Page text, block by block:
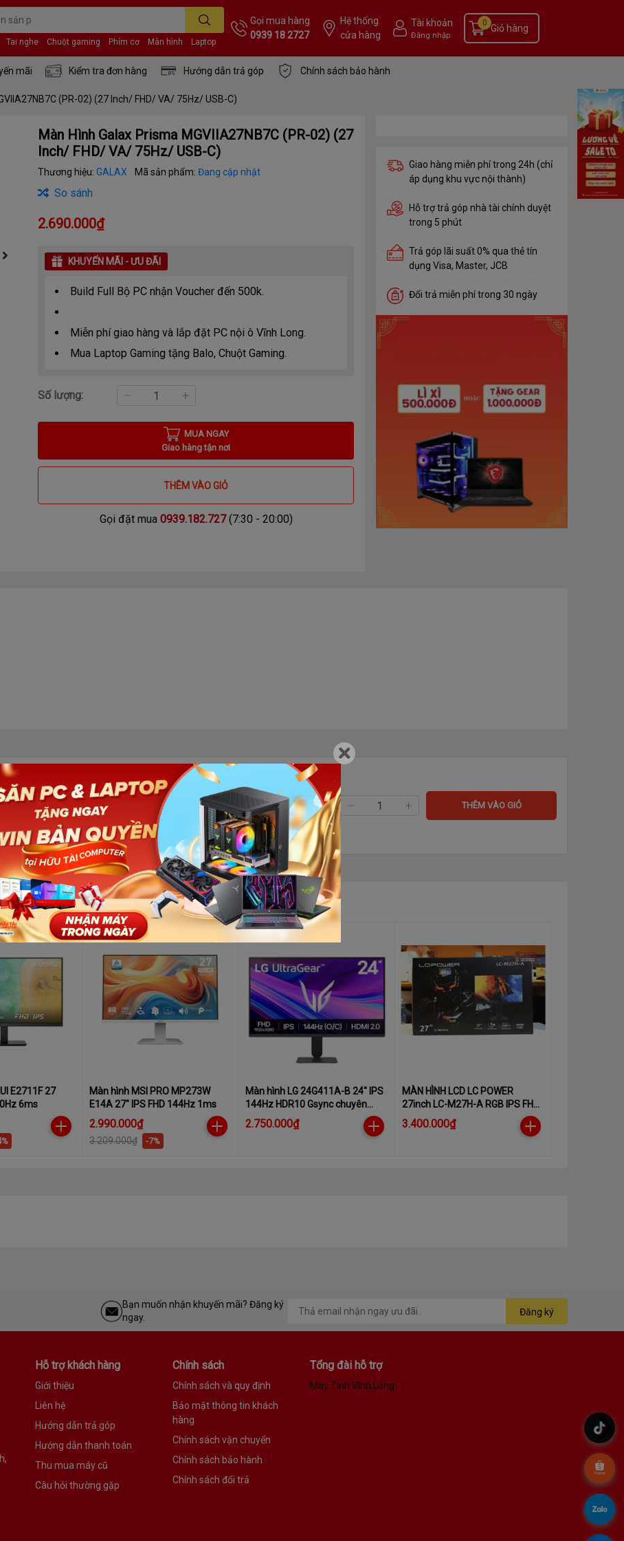
Tai nghe Chuột gaming Phím cơ Màn hình Laptop
Gọi mua hàng
0939 18 2727
Hệ thống
cửa hàng
Tài khoản
Đăng nhập
Giỏ hàng
0
mãi Kiểm tra đơn hàng Hướng dẫn trả góp Chính sách bảo hành
(PR-02) (27 Inch/ FHD/ VA/ 75Hz/ USB-C)
Màn Hình Galax Prisma MGVIIA27NB7C (PR-02) (27
Inch/ FHD/ VA/ 75Hz/ USB-C)
Thương hiệu:GALAX Mã sản phẩm:Đang cập nhật
So sánh
2.690.000₫
KHUYẾN MÃI - ƯU ĐÃI
Build Full Bộ PC nhận Voucher đến 500k.
Miễn phí giao hàng và lắp đặt PC nội ô Vĩnh Long.
Mua Laptop Gaming tặng Balo, Chuột Gaming.
Số lượng:
MUA NGAY
Giao hàng tận nơi
THÊM VÀO GIỎ
Gọi đặt mua 0939.182.727(7:30 - 20:00)
Giao hàng miễn phí trong 24h (chỉ
áp dụng khu vực nội thành)
Hỗ trợ trả góp nhà tài chính duyệt
trong 5 phút
Trả góp lãi suất 0% qua thẻ tín
dụng Visa, Master, JCB
Đổi trả miễn phí trong 30 ngày
(PR-02) (27
Số lượng: THÊM VÀO GIỎ
E2711F 27
6ms
Màn hình MSI PRO MP273W
E14A 27″ IPS FHD 144Hz 1ms
2.990.000₫
3.209.000₫ -7%
Màn hình LG 24G411A-B 24" IPS
144Hz HDR10 Gsync chuyên
game
2.750.000₫
MÀN HÌNH LCD LC POWER
27inch LC-M27H-A RGB IPS FHD
240Hz
3.400.000₫
Bạn muốn nhận khuyến mãi? Đăng ký
ngay.
Đăng ký
Hỗ trợ khách hàng
Giới thiệu
Liên hệ
Hướng dẫn trả góp
Hướng dẫn thanh toán
Thu mua máy cũ
Câu hỏi thường gặp
Chính sách
Chính sách và quy định
Bảo mật thông tin khách
hàng
Chính sách vận chuyển
Chính sách bảo hành
Chính sách đổi trả
Tổng đài hỗ trợ
Máy Tính Vĩnh Long
.
.
.